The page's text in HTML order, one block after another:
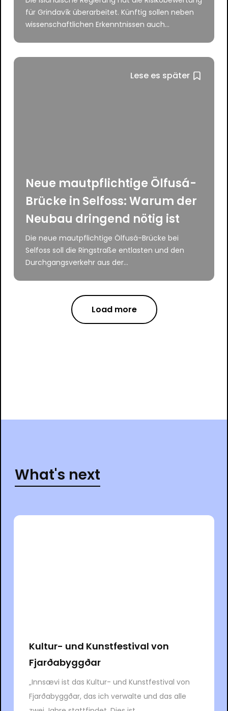
für Grindavík überarbeitet. Künftig sollen neben
wissenschaftlichen Erkenntnissen auch...
Lese es später
Neue mautpflichtige Ölfusá-
Brücke in Selfoss: Warum der
Neubau dringend nötig ist
Die neue mautpflichtige Ölfusá-Brücke bei
Selfoss soll die Ringstraße entlasten und den
Durchgangsverkehr aus der...
Load more
What's next
Kultur- und Kunstfestival von
Fjarðabyggðar
„Innsævi ist das Kultur- und Kunstfestival von
Fjarðabyggðar, das ich verwalte und das alle